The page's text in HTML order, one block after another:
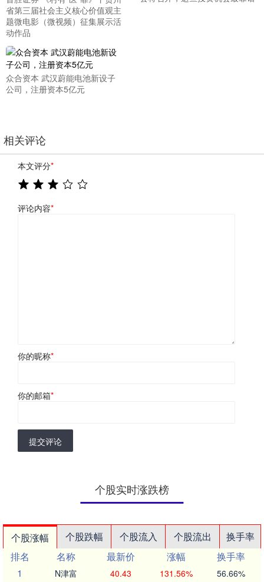
省第三届社会主义核心价值观主
题微电影（微视频）征集展示活
动作品
众合资本 武汉蔚能电池新设子
公司，注册资本5亿元
相关评论
本文评分*
评论内容*
你的昵称*
你的邮箱*
提交评论
个股实时涨跌榜
个股涨幅 个股跌幅 个股流入 个股流出
换手率
排名
名称 最新价 涨幅
换手率
1
N津富 40.43 131.56% 56.66%